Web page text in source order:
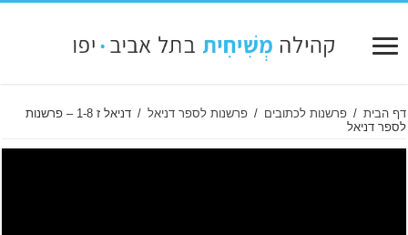
דף הבית / פרשנות לכתובים / פרשנות לספר דניאל /
דניאל ז 1-8 – פרשנות
לספר דניאל